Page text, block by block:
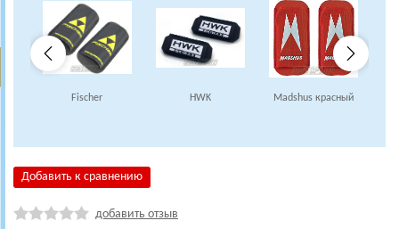
Fischer HWK Madshus красный
Добавить к сравнению
добавить отзыв